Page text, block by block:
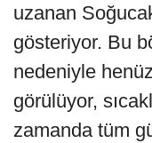
uzanan
gösteriyor. Bu
nedeniyle
görülüyor,
zamanda tüm